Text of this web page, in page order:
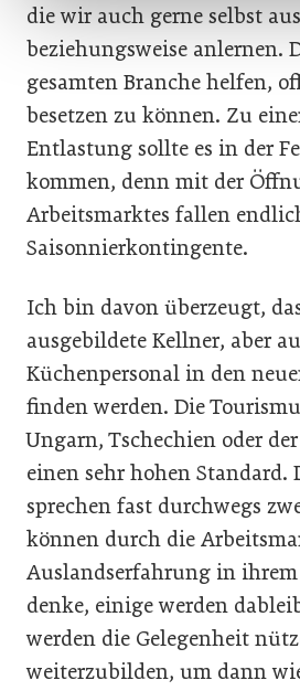
die wir auch gerne selbst
beziehungsweise anlernen.
gesamten Branche helfen,
besetzen zu können. Zu
Entlastung sollte es in der
kommen, denn mit der
Arbeitsmarktes fallen
Saisonnierkontingente.
Ich bin davon überzeugt,
ausgebildete Kellner, aber
Küchenpersonal in den
finden werden. Die
Ungarn, Tschechien oder
einen sehr hohen Standard.
sprechen fast durchwegs
können durch die
Auslandserfahrung in
denke, einige werden
werden die Gelegenheit
weiterzubilden, um dann